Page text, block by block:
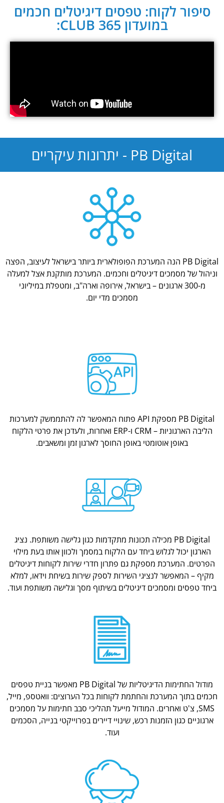
סיפור לקוח: טפסים דיגיטלים חכמים
במועדון CLUB 365:
PB Digital - יתרונות עיקריים
PB Digital הנה המערכת הפופולארית ביותר בישראל לעיצוב, הפצה
וניהול של מסמכים דיגיטלים וחכמים. המערכת מותקנת אצל למעלה
מ-300 ארגונים – בישראל, אירופה וארה"ב, ומטפלת במיליוני
מסמכים מדי יום.
PB Digital מספקת API פתוח המאפשר לה להתממשק למערכות
הליבה הארגוניות – CRM ו-ERP ואחרות, ולעדכן את פרטי הלקוח
באופן אוטומטי באופן החוסך לארגון זמן ומשאבים.
PB Digital מכילה תכונות מתקדמות כגון גלישה משותפת. נציג
הארגון יכול לגלוש ביחד עם הלקוח במסמך ולכוון אותו בעת מילוי
הפרטים. המערכת מספקת גם פתרון חדרי שירות לקוחות דיגיטלים
מקיף – המאפשר לנציגי השירות לספק שירות בשיחת וידאו, למלא
ביחד טפסים ומסמכים דיגיטלים בשיתוף מסך וגלישה משותפת ועוד.
מודול החתימות הדיגיטליות של PB Digital מאפשר בניית טפסים
חכמים בתוך המערכת והחתמת לקוחות בכל הערוצים: וואטספ, מייל,
SMS, צ'ט ואחרים. המודול מייעל תהליכי סבב חתימות על מסמכים
ארגוניים כגון הזמנות רכש, שינויי דיירים בפרוייקטי בנייה, הסכמים
ועוד.